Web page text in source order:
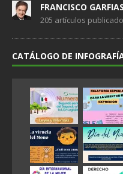
FRANCISCO GARFIAS
205 artículos
CATÁLOGO DE